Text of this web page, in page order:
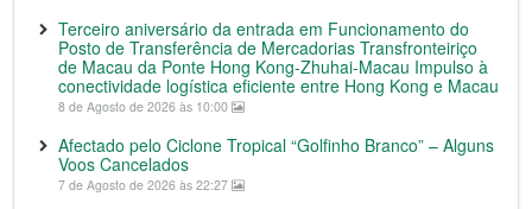
Terceiro aniversário da entrada em Funcionamento do
Posto de Transferência de Mercadorias Transfronteiriço
de Macau da Ponte Hong Kong-Zhuhai-Macau Impulso à
conectividade logística eficiente entre Hong Kong e Macau
8 de Agosto de 2026 às 10:00
Afectado pelo Ciclone Tropical “Golfinho Branco” – Alguns
Voos Cancelados
7 de Agosto de 2026 às 22:27